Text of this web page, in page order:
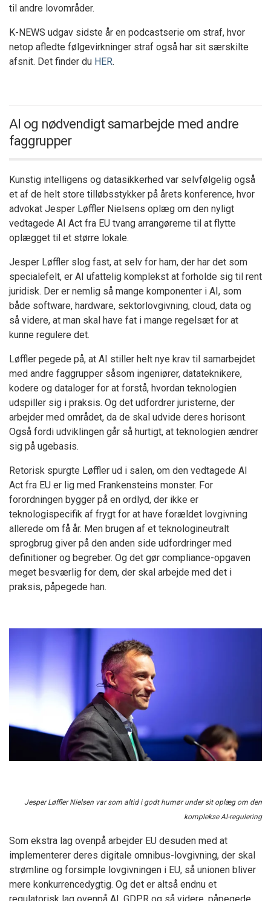
til andre lovområder.
K-NEWS udgav sidste år en podcastserie om straf, hvor
netop afledte følgevirkninger straf også har sit særskilte
afsnit. Det finder du HER.
AI og nødvendigt samarbejde med andre
faggrupper
Kunstig intelligens og datasikkerhed var selvfølgelig også
et af de helt store tilløbsstykker på årets konference, hvor
advokat Jesper Løffler Nielsens oplæg om den nyligt
vedtagede AI Act fra EU tvang arrangørerne til at flytte
oplægget til et større lokale.
Jesper Løffler slog fast, at selv for ham, der har det som
specialefelt, er AI ufattelig komplekst at forholde sig til rent
juridisk. Der er nemlig så mange komponenter i AI, som
både software, hardware, sektorlovgivning, cloud, data og
så videre, at man skal have fat i mange regelsæt for at
kunne regulere det.
Løffler pegede på, at AI stiller helt nye krav til samarbejdet
med andre faggrupper såsom ingeniører, datateknikere,
kodere og dataloger for at forstå, hvordan teknologien
udspiller sig i praksis. Og det udfordrer juristerne, der
arbejder med området, da de skal udvide deres horisont.
Også fordi udviklingen går så hurtigt, at teknologien ændrer
sig på ugebasis.
Retorisk spurgte Løffler ud i salen, om den vedtagede AI
Act fra EU er lig med Frankensteins monster. For
forordningen bygger på en ordlyd, der ikke er
teknologispecifik af frygt for at have forældet lovgivning
allerede om få år. Men brugen af et teknologineutralt
sprogbrug giver på den anden side udfordringer med
definitioner og begreber. Og det gør compliance-opgaven
meget besværlig for dem, der skal arbejde med det i
praksis, påpegede han.
Jesper Løffler Nielsen var som altid i godt humør under sit oplæg om den
komplekse AI-regulering
Som ekstra lag ovenpå arbejder EU desuden med at
implementerer deres digitale omnibus-lovgivning, der skal
strømline og forsimple lovgivningen i EU, så unionen bliver
mere konkurrencedygtig. Og det er altså endnu et
regulatorisk lag ovenpå AI, GDPR og så videre, påpegede